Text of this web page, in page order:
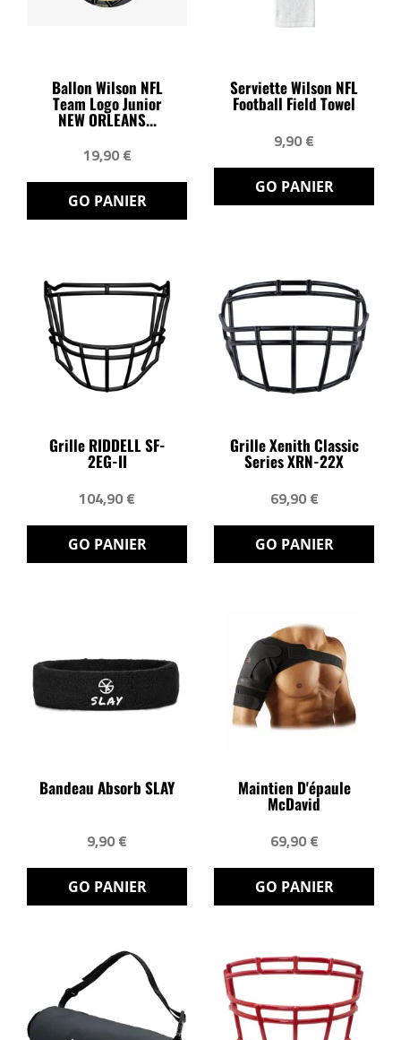
Ballon Wilson NFL
Team Logo Junior
NEW ORLEANS...
19,90 €
GO PANIER
Serviette Wilson NFL
Football Field Towel
9,90 €
GO PANIER
Grille RIDDELL SF-
2EG-II
104,90 €
GO PANIER
Grille Xenith Classic
Series XRN-22X
69,90 €
GO PANIER
Bandeau Absorb SLAY
9,90 €
GO PANIER
Maintien D'épaule
McDavid
69,90 €
GO PANIER